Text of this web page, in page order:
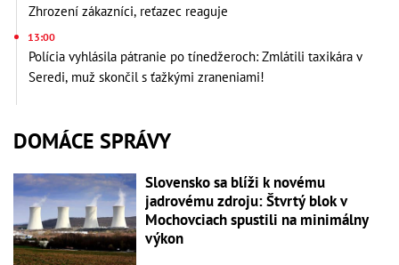
Zhrození zákazníci, reťazec reaguje
13:00
Polícia vyhlásila pátranie po tínedžeroch: Zmlátili taxikára v
Seredi, muž skončil s ťažkými zraneniami!
DOMÁCE SPRÁVY
Slovensko sa blíži k novému
jadrovému zdroju: Štvrtý blok v
Mochovciach spustili na minimálny
výkon